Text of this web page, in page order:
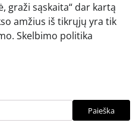
graži sąskaita“ dar kartą
amžius iš tikrųjų yra tik
Skelbimo politika
Paieška